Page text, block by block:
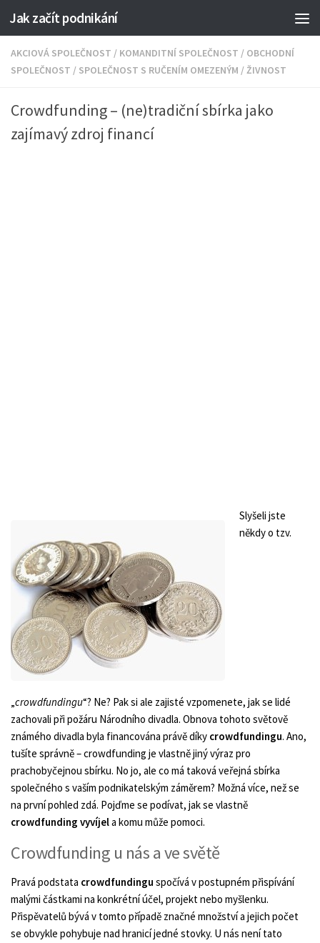
Jak začít podnikání
AKCIOVÁ SPOLEČNOST / KOMANDITNÍ SPOLEČNOST / OBCHODNÍ
SPOLEČNOST / SPOLEČNOST S RUČENÍM OMEZENÝM /ŽIVNOST
Crowdfunding – (ne)tradiční sbírka jako
zajímavý zdroj financí
Slyšeli jste
někdy o tzv.
„crowdfundingu“? Ne? Pak si ale zajisté vzpomenete, jak se lidé
zachovali při požáru Národního divadla. Obnova tohoto světově
známého divadla byla financována právě díky crowdfundingu. Ano,
tušíte správně – crowdfunding je vlastně jiný výraz pro
prachobyčejnou sbírku. No jo, ale co má taková veřejná sbírka
společného s vaším podnikatelským záměrem? Možná více, než se
na první pohled zdá. Pojďme se podívat, jak se vlastně
crowdfunding vyvíjela komu může pomoci.
Crowdfunding u nás a ve světě
Pravá podstata crowdfundingu spočívá v postupném přispívání
malými částkami na konkrétní účel, projekt nebo myšlenku.
Přispěvatelů bývá v tomto případě značné množství a jejich počet
se obvykle pohybuje nad hranicí jedné stovky. U nás není tato